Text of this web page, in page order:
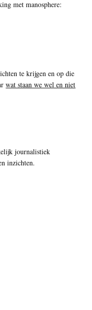
met manosphere:
te krijgen en op die
wat staan we wel en niet
journalistiek
inzichten.